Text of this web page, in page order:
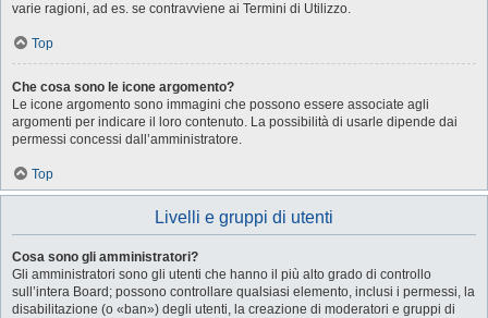
varie ragioni, ad es. se contravviene ai Termini di Utilizzo.
Top
Che cosa sono le icone argomento?
Le icone argomento sono immagini che possono essere associate agli
argomenti per indicare il loro contenuto. La possibilità di usarle dipende dai
permessi concessi dall’amministratore.
Top
Livelli e gruppi di utenti
Cosa sono gli amministratori?
Gli amministratori sono gli utenti che hanno il più alto grado di controllo
sull’intera Board; possono controllare qualsiasi elemento, inclusi i permessi, la
disabilitazione (o «ban») degli utenti, la creazione di moderatori e gruppi di